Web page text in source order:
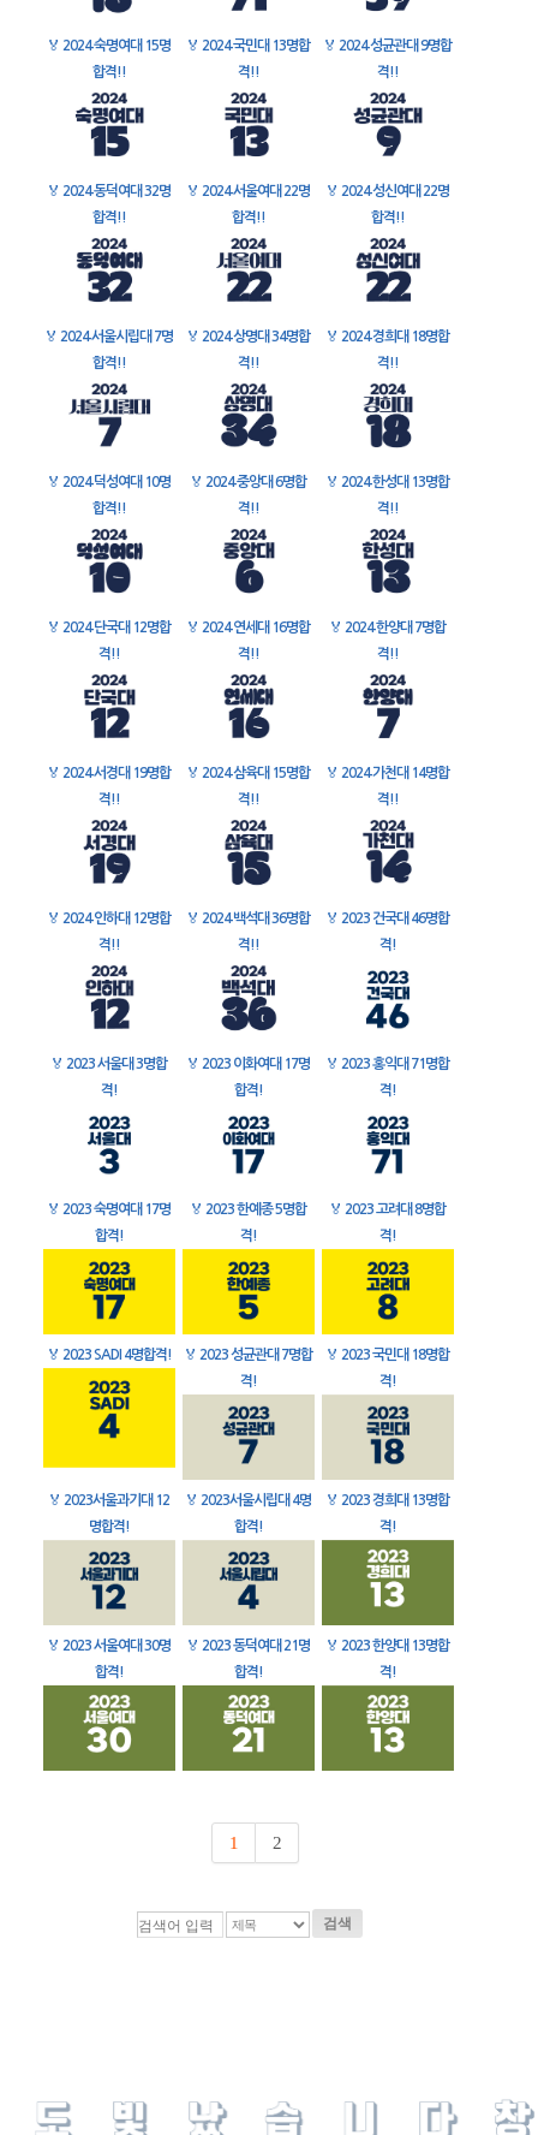
🏅 2024 숙명여대 15명
합격!!
🏅 2024 국민대 13명합
격!!
🏅 2024 성균관대 9명합
격!!
🏅 2024 동덕여대 32명
합격!!
🏅 2024 서울여대 22명
합격!!
🏅 2024 성신여대 22명
합격!!
🏅 2024 서울시립대 7명
합격!!
🏅 2024 상명대 34명합
격!!
🏅 2024 경희대 18명합
격!!
🏅 2024 덕성여대 10명
합격!!
🏅 2024 중앙대 6명합
격!!
🏅 2024 한성대 13명합
격!!
🏅 2024 단국대 12명합
격!!
🏅 2024 연세대 16명합
격!!
🏅 2024 한양대 7명합
격!!
🏅 2024 서경대 19명합
격!!
🏅 2024 삼육대 15명합
격!!
🏅 2024 가천대 14명합
격!!
🏅 2024 인하대 12명합
격!!
🏅 2024 백석대 36명합
격!!
🏅 2023 건국대 46명합
격!
🏅 2023 서울대 3명합
격!
🏅 2023 이화여대 17명
합격!
🏅 2023 홍익대 71명합
격!
🏅 2023 숙명여대 17명
합격!
🏅 2023 한예종 5명합
격!
🏅 2023 고려대 8명합
격!
🏅 2023 SADI 4명합격! 🏅 2023 성균관대 7명합
격!
🏅 2023 국민대 18명합
격!
🏅 2023서울과기대 12
명합격!
🏅 2023서울시립대 4명
합격!
🏅 2023 경희대 13명합
격!
🏅 2023 서울여대 30명
합격!
🏅 2023 동덕여대 21명
합격!
🏅 2023 한양대 13명합
격!
1 2
검색